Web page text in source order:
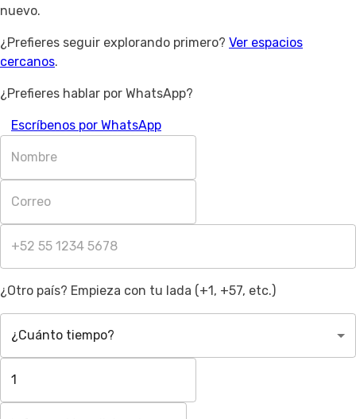
nuevo.
¿Prefieres seguir explorando primero? Ver espacios
cercanos.
¿Prefieres hablar por WhatsApp?
Escríbenos por WhatsApp
¿Otro país? Empieza con tu lada (+1, +57, etc.)
¿Cuánto tiempo?